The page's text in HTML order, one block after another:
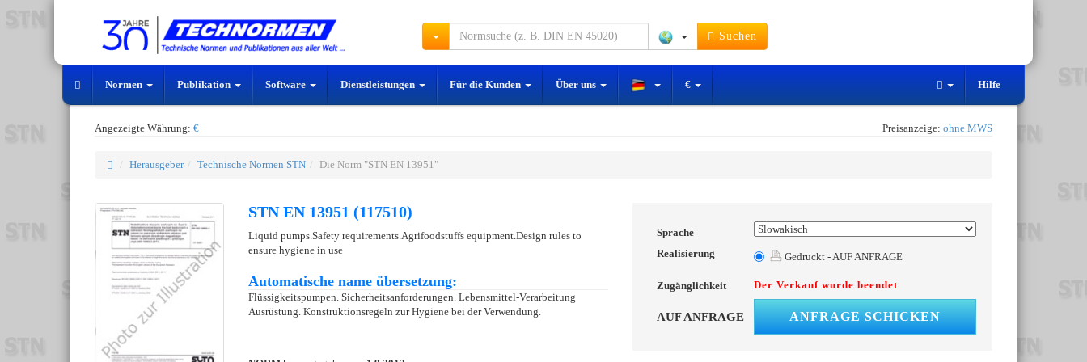
Suchen
Normen Publikation Software Dienstleistungen Für die Kunden Über uns € Hilfe
Angezeigte Währung: € Preisanzeige: ohne MWS
Herausgeber Technische Normen STN Die Norm "STN EN 13951"
STN EN 13951 (117510)
Liquid pumps.Safety requirements.Agrifoodstuffs equipment.Design rules to
ensure hygiene in use
Automatische name übersetzung:
Flüssigkeitspumpen. Sicherheitsanforderungen. Lebensmittel-Verarbeitung
Ausrüstung. Konstruktionsregeln zur Hygiene bei der Verwendung.
Sprache
Realisierung
Gedruckt - AUF ANFRAGE
Zugänglichkeit Der Verkauf wurde beendet
AUF ANFRAGE ANFRAGE SCHICKEN